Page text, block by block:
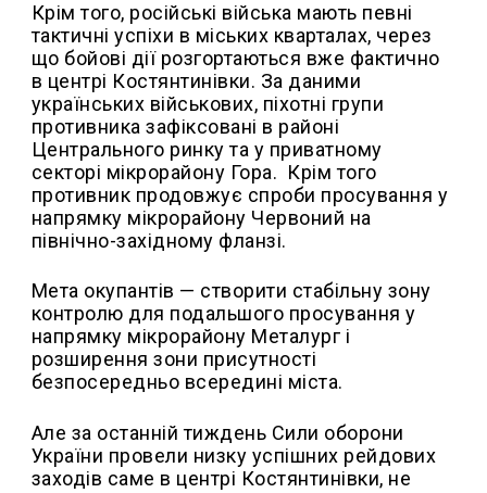
Крім того, російські війська мають певні
тактичні успіхи в міських кварталах, через
що бойові дії розгортаються вже фактично
в центрі Костянтинівки. За даними
українських військових, піхотні групи
противника зафіксовані в районі
Центрального ринку та у приватному
секторі мікрорайону Гора. Крім того
противник продовжує спроби просування у
напрямку мікрорайону Червоний на
північно-західному фланзі.
Мета окупантів — створити стабільну зону
контролю для подальшого просування у
напрямку мікрорайону Металург і
розширення зони присутності
безпосередньо всередині міста.
Але за останній тиждень Сили оборони
України провели низку успішних рейдових
заходів саме в центрі Костянтинівки, не